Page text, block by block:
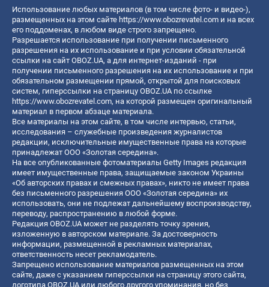
Использование любых материалов (в том числе фото- и видео-),
размещенных на этом сайте https://www.obozrevatel.com и на всех
его поддоменах, в любом виде строго запрещено.
Разрешается использование при получении письменного
разрешения на их использование и при условии обязательной
ссылки на сайт OBOZ.UA, а для интернет-изданий - при
получении письменного разрешения на их использование и при
обязательном размещении прямой, открытой для поисковых
систем, гиперссылки на страницу OBOZ.UA по ссылке
https://www.obozrevatel.com, на которой размещен оригинальный
материал в первом абзаце материала.
Все материалы на этом сайте, в том числе интервью, статьи,
исследования – служебные произведения журналистов
редакции, исключительные имущественные права на которые
принадлежат ООО «Золотая середина».
На все опубликованные фотоматериалы Getty Images редакция
имеет имущественные права, защищаемые законом Украины
«Об авторских правах и смежных правах», никто не имеет права
без письменного разрешения ООО «Золотая середина» их
использовать, они не подлежат дальнейшему воспроизводству,
переводу, распространению в любой форме.
Редакция OBOZ.UA может не разделять точку зрения,
изложенную в авторском материале. За достоверность
информации, размещенной в рекламных материалах,
ответственность несет рекламодатель.
Запрещено использование материалов размещенных на этом
сайте, даже с указанием гиперссылки на страницу этого сайта,
логотипа OBOZ.UA или любого другого упоминания, но без